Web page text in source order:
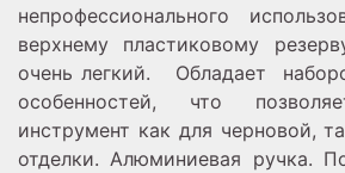
непрофессионального
верхнему пластиковому
очень легкий. Обладает
особенностей, что
инструмент как для черновой,
отделки. Алюминиевая ручка.